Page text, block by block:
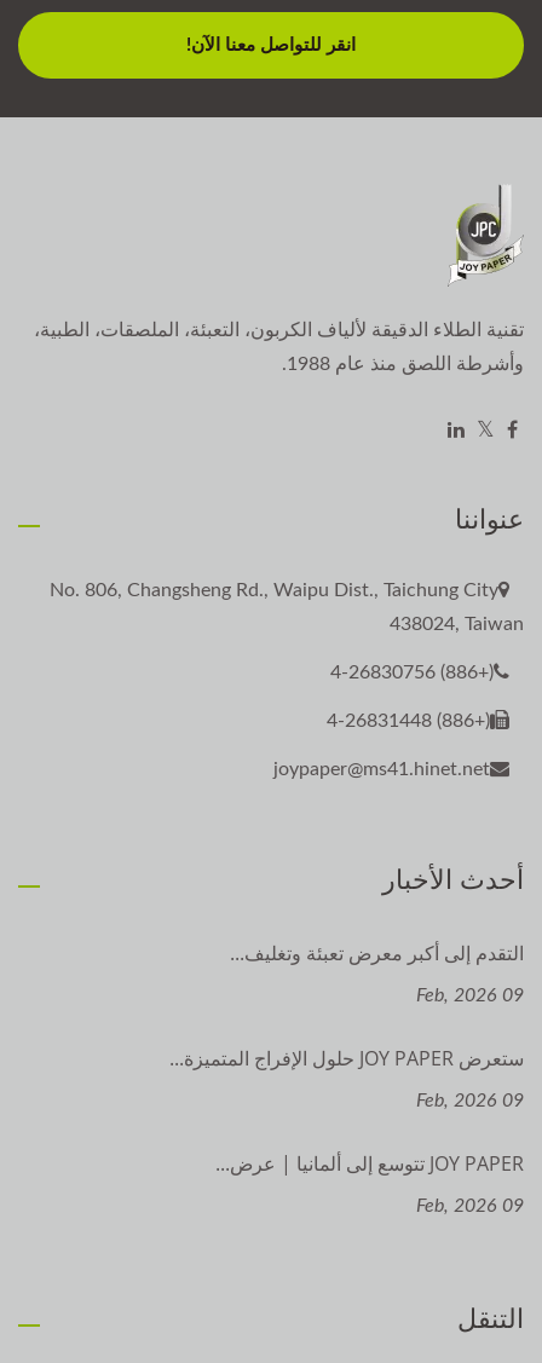
انقر للتواصل معنا الآن!
تقنية الطلاء الدقيقة لألياف الكربون، التعبئة، الملصقات، الطبية،
وأشرطة اللصق منذ عام 1988.
عنواننا
No. 806, Changsheng Rd., Waipu Dist., Taichung City
438024, Taiwan
(+886) 4-26830756
(+886) 4-26831448
joypaper@ms41.hinet.net
أحدث الأخبار
التقدم إلى أكبر معرض تعبئة وتغليف...
09 Feb, 2026
ستعرض JOY PAPER حلول الإفراج المتميزة...
09 Feb, 2026
JOY PAPER تتوسع إلى ألمانيا | عرض...
09 Feb, 2026
التنقل